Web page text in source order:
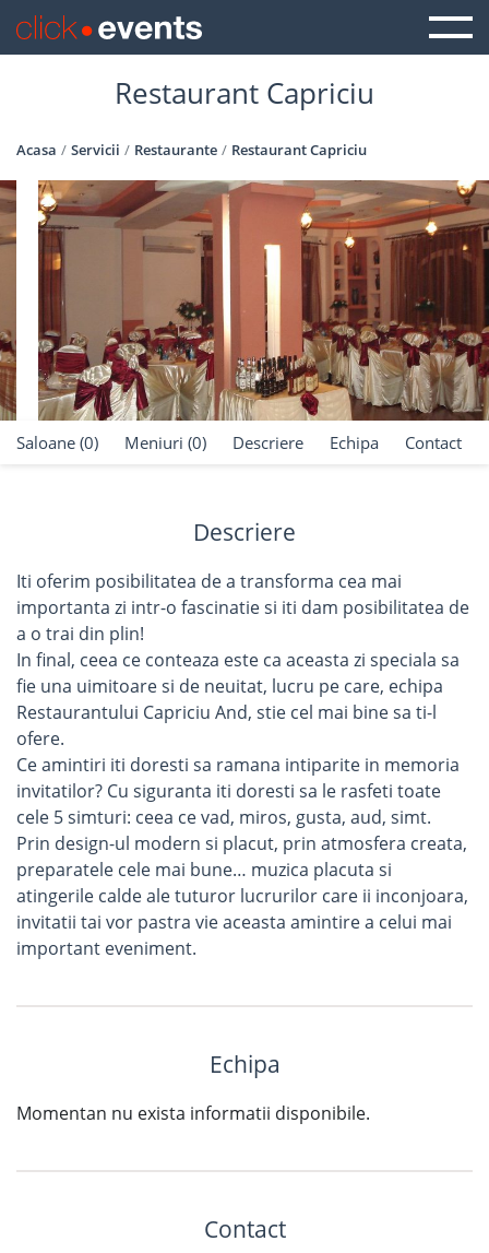
Restaurant Capriciu
Acasa Servicii Restaurante Restaurant Capriciu
Saloane (0) Meniuri (0) Descriere Echipa Contact
Descriere
Iti oferim posibilitatea de a transforma cea mai
importanta zi intr-o fascinatie si iti dam posibilitatea de
a o trai din plin!
In final, ceea ce conteaza este ca aceasta zi speciala sa
fie una uimitoare si de neuitat, lucru pe care, echipa
Restaurantului Capriciu And, stie cel mai bine sa ti-l
ofere.
Ce amintiri iti doresti sa ramana intiparite in memoria
invitatilor? Cu siguranta iti doresti sa le rasfeti toate
cele 5 simturi: ceea ce vad, miros, gusta, aud, simt.
Prin design-ul modern si placut, prin atmosfera creata,
preparatele cele mai bune… muzica placuta si
atingerile calde ale tuturor lucrurilor care ii inconjoara,
invitatii tai vor pastra vie aceasta amintire a celui mai
important eveniment.
Echipa
Momentan nu exista informatii disponibile.
Contact